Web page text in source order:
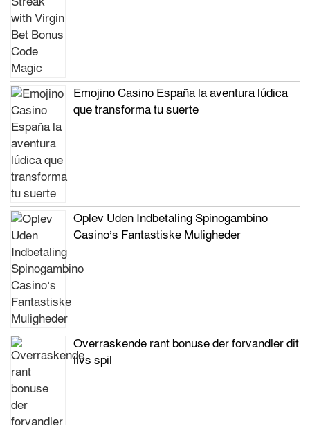
Emojino Casino España la aventura lúdica
que transforma tu suerte
Oplev Uden Indbetaling Spinogambino
Casino’s Fantastiske Muligheder
Overraskende rant bonuse der forvandler dit
livs spil